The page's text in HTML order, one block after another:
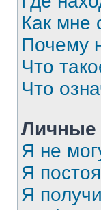
Как мне
Почему
Что
Что
Личные
Я не
Я
Я